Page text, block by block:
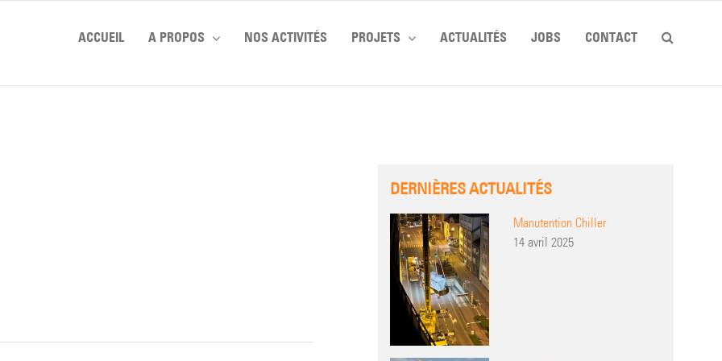
ACCUEIL A PROPOS NOS ACTIVITÉS PROJETS ACTUALITÉS JOBS CONTACT
DERNIÈRES ACTUALITÉS
Manutention Chiller
14 avril 2025